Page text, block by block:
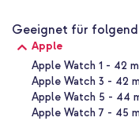
Mit der einfachen
Sportarmband leicht an
deinem Handgelenk. Es
das passende Loch (wie
dann den Rest des
Ärger!
Geeignet für
Apple
Apple Watch 1 - 42
Apple Watch 3 - 42
Apple Watch 5 - 44
Apple Watch 7 - 45